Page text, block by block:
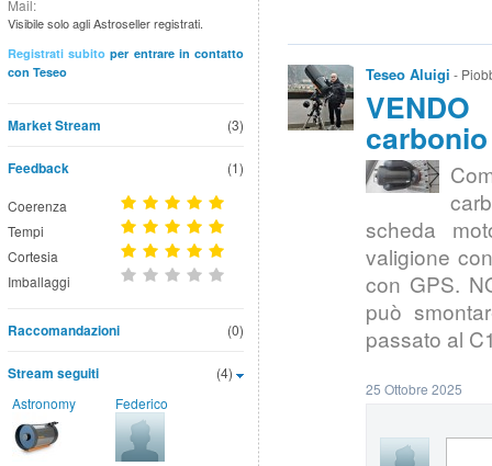
Mail:
Visibile solo agli Astroseller registrati.
Registrati subito per entrare in contatto
con Teseo
(3)
Market Stream
Feedback (1)
Coerenza
Tempi
Cortesia
Imballaggi
(0)
Raccomandazioni
(4)
Stream seguiti
Astronomy Federico
Teseo Aluigi -
scheda
valigione
con GPS.
può
passato al
25 Ottobre 2025